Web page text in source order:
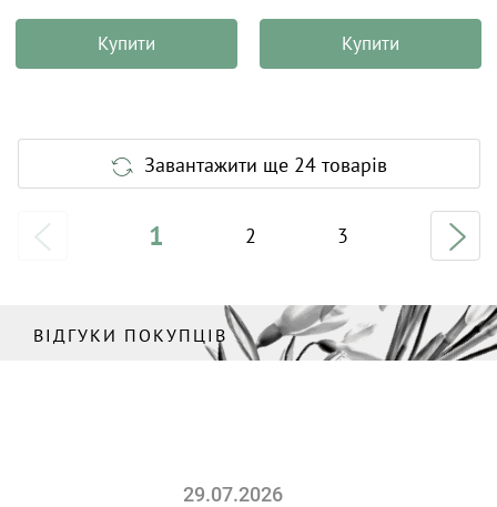
Купити Купити
Завантажити ще 24 товарів
1 2 3
ВІДГУКИ ПОКУПЦІВ
29.07.2026